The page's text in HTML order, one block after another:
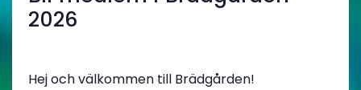
2026
Hej och välkommen till Brädgården!